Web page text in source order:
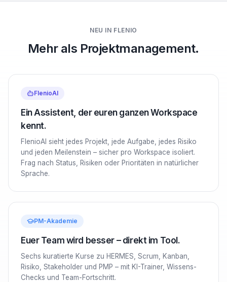
NEU IN FLENIO
Mehr als Projektmanagement.
FlenioAI
Ein Assistent, der euren ganzen Workspace
kennt.
FlenioAI sieht jedes Projekt, jede Aufgabe, jedes Risiko
und jeden Meilenstein – sicher pro Workspace isoliert.
Frag nach Status, Risiken oder Prioritäten in natürlicher
Sprache.
PM-Akademie
Euer Team wird besser – direkt im Tool.
Sechs kuratierte Kurse zu HERMES, Scrum, Kanban,
Risiko, Stakeholder und PMP – mit KI-Trainer, Wissens-
Checks und Team-Fortschritt.